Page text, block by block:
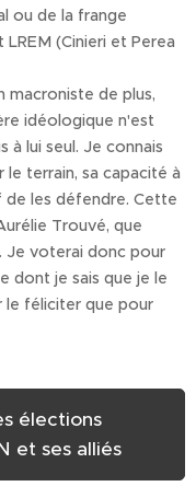
ou de la frange
(Cinieri et Perea
macroniste de plus,
idéologique n'est
lui seul. Je connais
le terrain, sa capacité à
les défendre. Cette
Trouvé, que
Je voterai donc pour
dont je sais que je le
le féliciter que pour
élections
et ses alliés